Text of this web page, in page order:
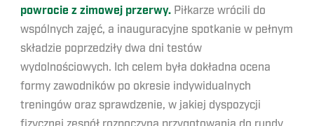
powrocie z zimowej przerwy. Piłkarze wrócili do
wspólnych zajęć, a inauguracyjne spotkanie w pełnym
składzie poprzedziły dwa dni testów
wydolnościowych. Ich celem była dokładna ocena
formy zawodników po okresie indywidualnych
treningów oraz sprawdzenie, w jakiej dyspozycji